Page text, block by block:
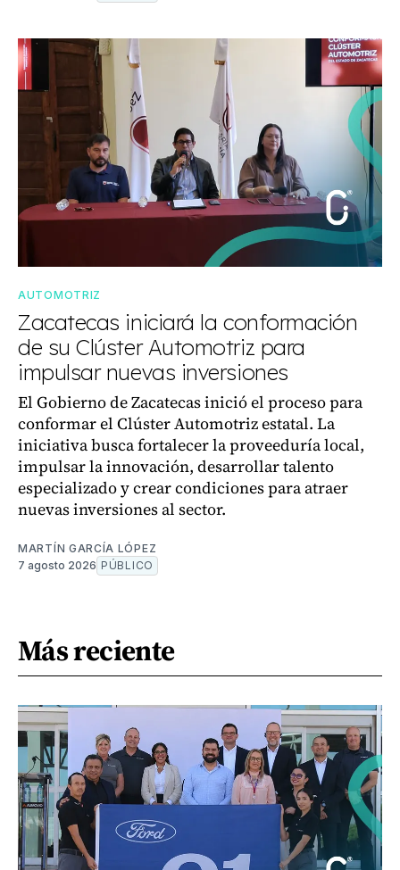
AUTOMOTRIZ
Zacatecas iniciará la conformación
de su Clúster Automotriz para
impulsar nuevas inversiones
El Gobierno de Zacatecas inició el proceso para
conformar el Clúster Automotriz estatal. La
iniciativa busca fortalecer la proveeduría local,
impulsar la innovación, desarrollar talento
especializado y crear condiciones para atraer
nuevas inversiones al sector.
MARTÍN GARCÍA LÓPEZ
7 agosto 2026 PÚBLICO
Más reciente